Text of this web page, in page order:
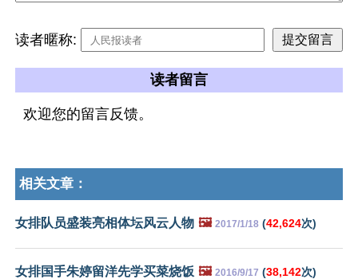
读者暱称:
读者留言
欢迎您的留言反馈。
相关文章：
女排队员盛装亮相体坛风云人物 🖼️ 2017/1/18 (42,624次)
女排国手朱婷留洋先学买菜烧饭 🖼️ 2016/9/17 (38,142次)